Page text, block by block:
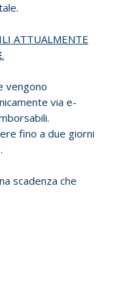
ATTUALMENTE
.
vengono
via e-
fino a due giorni
scadenza che